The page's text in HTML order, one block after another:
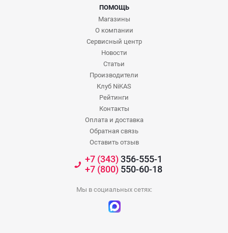
ПОМОЩЬ
Магазины
О компании
Сервисный центр
Новости
Статьи
Производители
Клуб NiKAS
Рейтинги
Контакты
Оплата и доставка
Обратная связь
Оставить отзыв
+7 (343)356-555-1
+7 (800)550-60-18
Мы в социальных сетях: